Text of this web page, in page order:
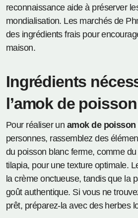
reconnaissance aide à préserver
mondialisation. Les marchés de
des ingrédients frais pour
maison.
Ingrédients
l’amok de poisson
Pour réaliser un amok de poisson
personnes, rassemblez des
du poisson blanc ferme, comme
tilapia, pour une texture optimale.
la crème onctueuse, tandis que la
goût authentique. Si vous ne
prêt, préparez-la avec des herbes